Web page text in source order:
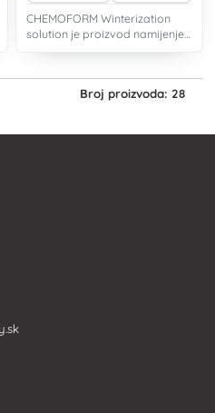
CHEMOFORM Winterization
solution je proizvod namijenjen
Broj proizvoda: 28